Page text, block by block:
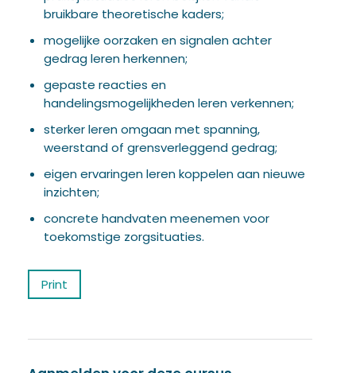
bruikbare theoretische kaders;
mogelijke oorzaken en signalen achter
gedrag leren herkennen;
gepaste reacties en
handelingsmogelijkheden leren verkennen;
sterker leren omgaan met spanning,
weerstand of grensverleggend gedrag;
eigen ervaringen leren koppelen aan nieuwe
inzichten;
concrete handvaten meenemen voor
toekomstige zorgsituaties.
Print